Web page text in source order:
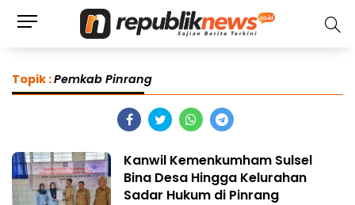
Topik :Pemkab Pinrang
Kanwil Kemenkumham Sulsel
Bina Desa Hingga Kelurahan
Sadar Hukum di Pinrang